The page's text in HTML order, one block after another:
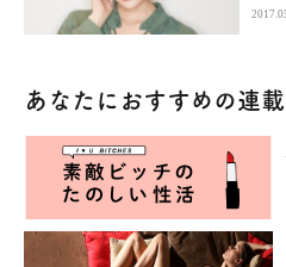
あなたにおすすめの連載